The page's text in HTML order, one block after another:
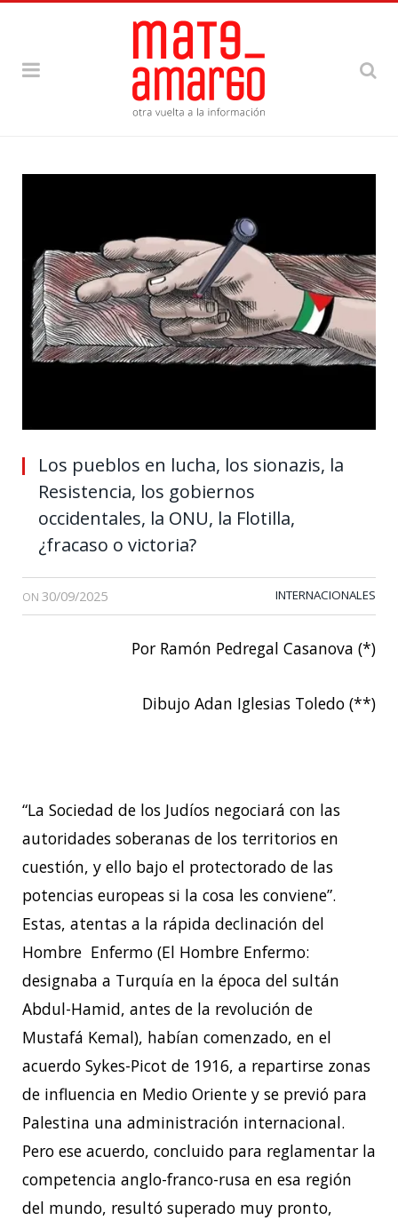
Los pueblos en lucha, los sionazis, la
Resistencia, los gobiernos
occidentales, la ONU, la Flotilla,
¿fracaso o victoria?
ON 30/09/2025 INTERNACIONALES
Por Ramón Pedregal Casanova (*)
Dibujo Adan Iglesias Toledo (**)
“La Sociedad de los Judíos negociará con las
autoridades soberanas de los territorios en
cuestión, y ello bajo el protectorado de las
potencias europeas si la cosa les conviene”.
Estas, atentas a la rápida declinación del
Hombre Enfermo (El Hombre Enfermo:
designaba a Turquía en la época del sultán
Abdul-Hamid, antes de la revolución de
Mustafá Kemal), habían comenzado, en el
acuerdo Sykes-Picot de 1916, a repartirse zonas
de influencia en Medio Oriente y se previó para
Palestina una administración internacional.
Pero ese acuerdo, concluido para reglamentar la
competencia anglo-franco-rusa en esa región
del mundo, resultó superado muy pronto,